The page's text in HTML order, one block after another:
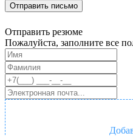
Отправить письмо
Отправить резюме
Пожалуйста, заполните все